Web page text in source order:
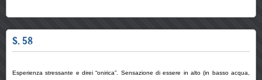
S. 58
Esperienza stressante e direi “onirica”. Sensazione di essere in alto (in basso acqua,